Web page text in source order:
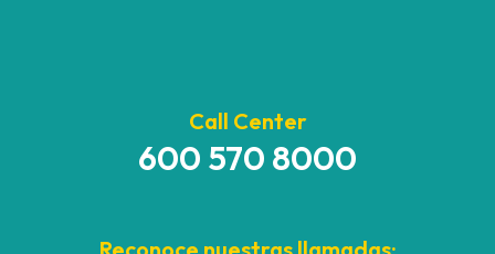
Call Center
600 570 8000